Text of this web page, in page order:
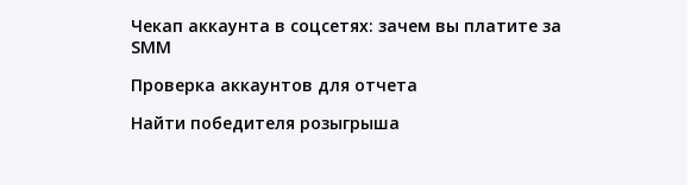
Чекап аккаунта в соцсетях: зачем вы платите за
SMM
Проверка аккаунтов для отчета
Найти победителя розыгрыша